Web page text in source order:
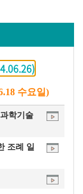
수요일)
학기술
조례 일